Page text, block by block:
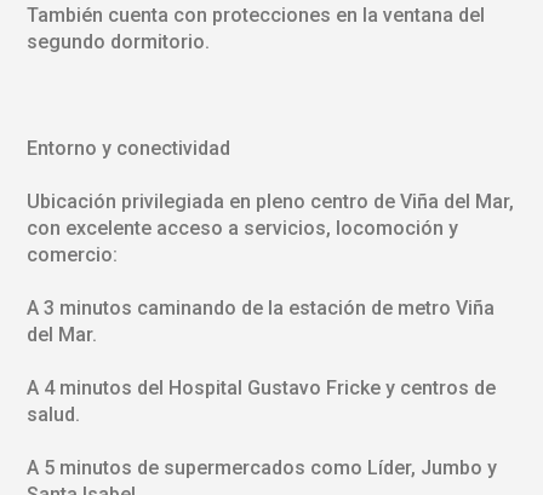
También cuenta con protecciones en la ventana del
segundo dormitorio.
Entorno y conectividad
Ubicación privilegiada en pleno centro de Viña del Mar,
con excelente acceso a servicios, locomoción y
comercio:
A 3 minutos caminando de la estación de metro Viña
del Mar.
A 4 minutos del Hospital Gustavo Fricke y centros de
salud.
A 5 minutos de supermercados como Líder, Jumbo y